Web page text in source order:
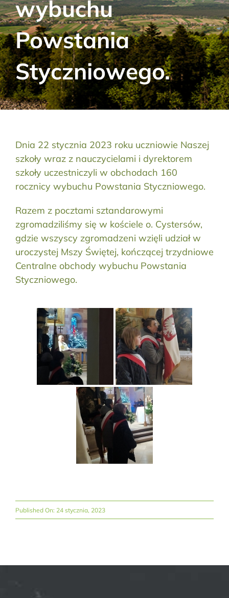
Aktualności
Kontakt
RODO
Szukaj:
wybuchu
Powstania
Styczniowego.
Dnia 22 stycznia 2023 roku uczniowie Naszej
szkoły wraz z nauczycielami i dyrektorem
szkoły uczestniczyli w obchodach 160
rocznicy wybuchu Powstania Styczniowego.
Razem z pocztami sztandarowymi
zgromadziliśmy się w kościele o. Cystersów,
gdzie wszyscy zgromadzeni wzięli udział w
uroczystej Mszy Świętej, kończącej trzydniowe
Centralne obchody wybuchu Powstania
Styczniowego.
Published On: 24 stycznia, 2023